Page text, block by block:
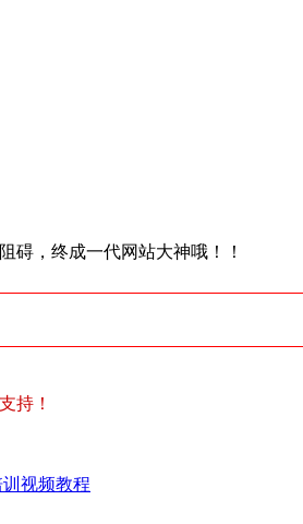
碍，终成一代网站大神哦！！
持！
视频教程